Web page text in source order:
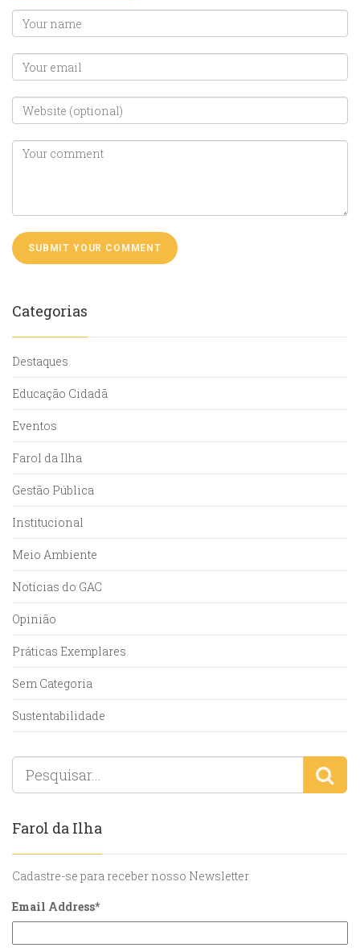
Categorias
Destaques
Educação Cidadã
Eventos
Farol da Ilha
Gestão Pública
Institucional
Meio Ambiente
Notícias do GAC
Opinião
Práticas Exemplares
Sem Categoria
Sustentabilidade
Farol da Ilha
Cadastre-se para receber nosso Newsletter
Email Address*